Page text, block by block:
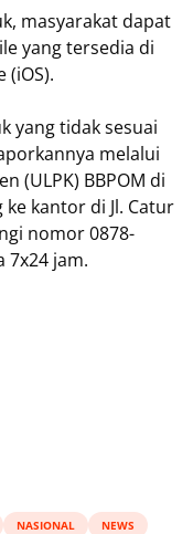
masyarakat dapat
yang tersedia di
(iOS).
yang tidak sesuai
melalui
(ULPK) BBPOM di
kantor di Jl. Catur
nomor 0878-
7x24 jam.
NASIONAL NEWS